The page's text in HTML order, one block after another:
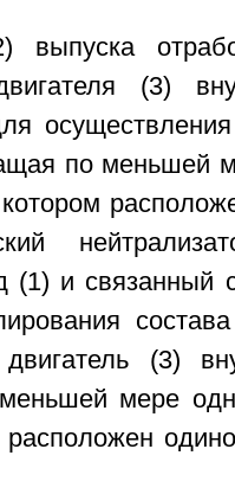
выпуска
(3)
по меньшей
(1) и связанный
(3)
мере
расположен